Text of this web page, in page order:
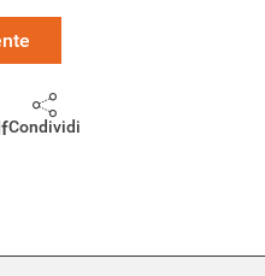
Condividi